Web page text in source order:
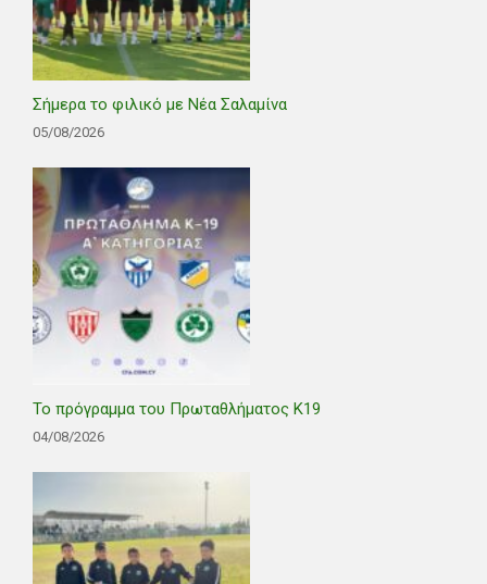
Σήμερα το φιλικό με Νέα Σαλαμίνα
05/08/2026
Το πρόγραμμα του Πρωταθλήματος Κ19
04/08/2026